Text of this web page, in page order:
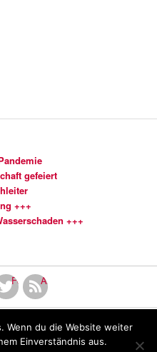
gefeiert
+++
+++
uns bei Google+
Folge uns bei Twitter!
Abonniere unseren RSS
Mutlangen
Wenn du die Website weiter
Einverständnis aus.